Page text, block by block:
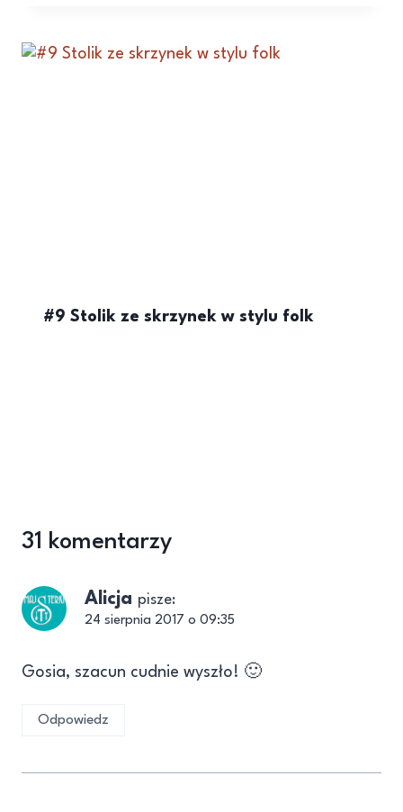
#9 Stolik ze skrzynek w stylu folk
31 komentarzy
Alicja pisze:
24 sierpnia 2017 o 09:35
Gosia, szacun cudnie wyszło! 🙂
Odpowiedz